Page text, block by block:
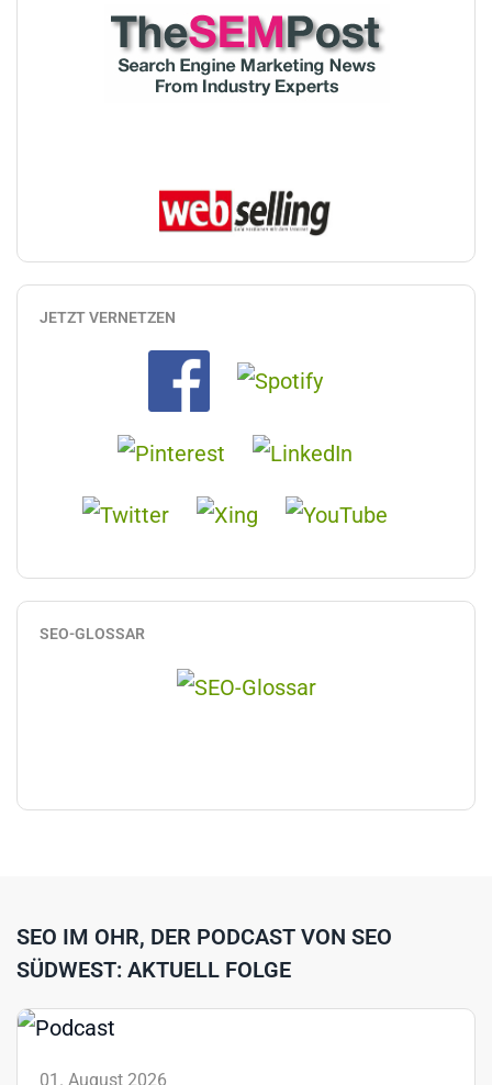
JETZT VERNETZEN
SEO-GLOSSAR
SEO IM OHR, DER PODCAST VON SEO
SÜDWEST: AKTUELL FOLGE
01. August 2026